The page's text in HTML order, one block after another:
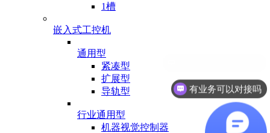
1槽
嵌入式工控机
通用型
紧凑型
扩展型
导轨型
行业通用型
机器视觉控制器
有业务可以对接吗